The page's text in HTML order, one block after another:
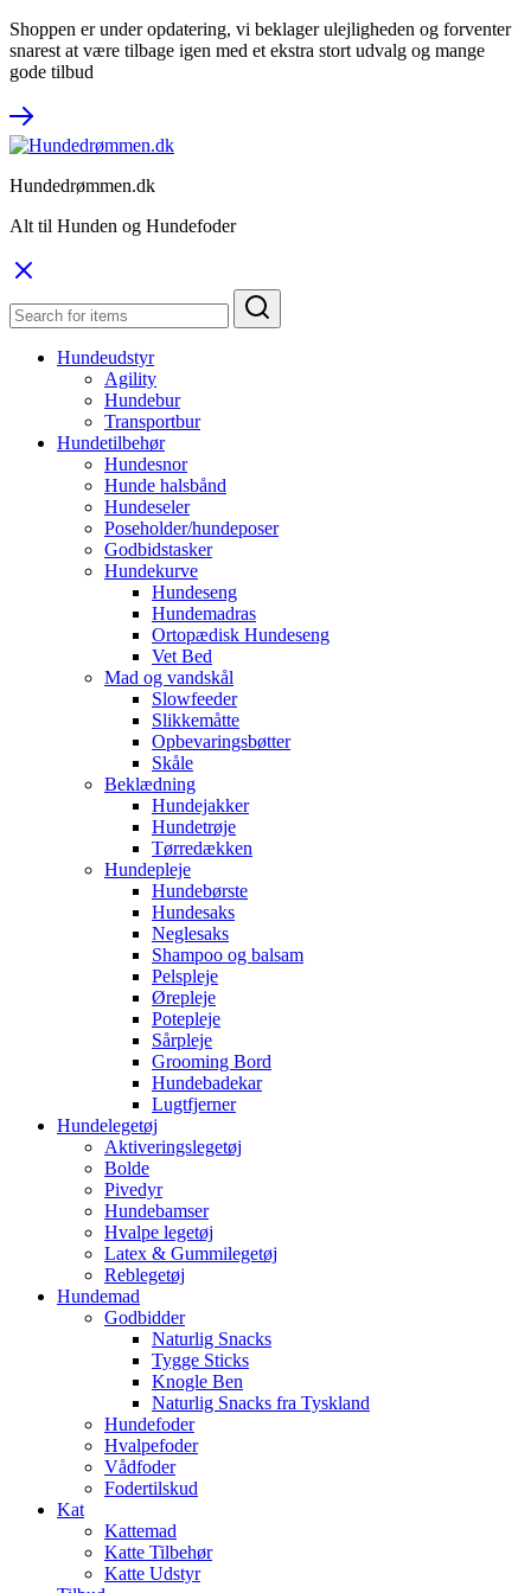
Shoppen er under opdatering, vi beklager ulejligheden og forventer
snarest at være tilbage igen med et ekstra stort udvalg og mange
gode tilbud
Hundedrømmen.dk
Alt til Hunden og Hundefoder
Hundeudstyr
Agility
Hundebur
Transportbur
Hundetilbehør
Hundesnor
Hunde halsbånd
Hundeseler
Poseholder/hundeposer
Godbidstasker
Hundekurve
Hundeseng
Hundemadras
Ortopædisk Hundeseng
Vet Bed
Mad og vandskål
Slowfeeder
Slikkemåtte
Opbevaringsbøtter
Skåle
Beklædning
Hundejakker
Hundetrøje
Tørredækken
Hundepleje
Hundebørste
Hundesaks
Neglesaks
Shampoo og balsam
Pelspleje
Ørepleje
Potepleje
Sårpleje
Grooming Bord
Hundebadekar
Lugtfjerner
Hundelegetøj
Aktiveringslegetøj
Bolde
Pivedyr
Hundebamser
Hvalpe legetøj
Latex & Gummilegetøj
Reblegetøj
Hundemad
Godbidder
Naturlig Snacks
Tygge Sticks
Knogle Ben
Naturlig Snacks fra Tyskland
Hundefoder
Hvalpefoder
Vådfoder
Fodertilskud
Kat
Kattemad
Katte Tilbehør
Katte Udstyr